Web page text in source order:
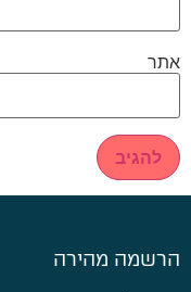
אתר
הרשמה מהירה